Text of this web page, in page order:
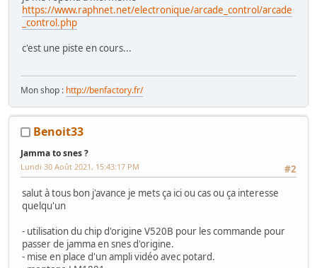
https://www.raphnet.net/electronique/arcade_control/arcade
_control.php
c'est une piste en cours...
Mon shop : http://benfactory.fr/
Benoit33
Jamma to snes ?
#2
Lundi 30 Août 2021, 15:43:17 PM
salut à tous bon j'avance je mets ça ici ou cas ou ça interesse
quelqu'un
- utilisation du chip d'origine V520B pour les commande pour
passer de jamma en snes d'origine.
- mise en place d'un ampli vidéo avec potard.